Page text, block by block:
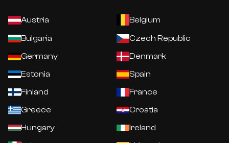
Austria Belgium
Bulgaria
Czech Republic
Germany
Denmark
Estonia
Spain
Finland
France
Greece
Croatia
Hungary
Ireland